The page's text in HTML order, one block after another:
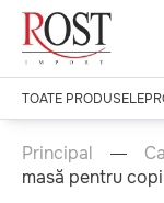
TOATE PRODUSELE
Principal
masă pentru